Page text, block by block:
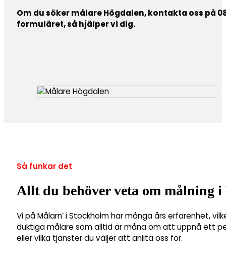
Om du söker målare Högdalen, kontakta oss på
formuläret, så hjälper vi dig.
Så funkar det
Allt du behöver veta om målning i
Vi på Målarn’ i Stockholm har många års erfarenhet,
duktiga målare som alltid är måna om att uppnå ett
eller vilka tjänster du väljer att anlita oss för.